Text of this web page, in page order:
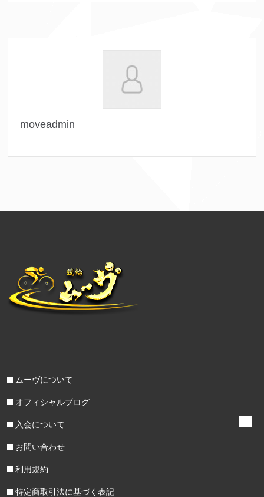
moveadmin
ムーヴについて
オフィシャルブログ
入会について
お問い合わせ
利用規約
特定商取引法に基づく表記